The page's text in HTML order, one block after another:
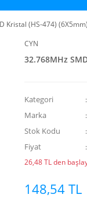
Kristal (HS-474) (6X5mm)
CYN
32.768MHz
Kategori
Marka
Stok Kodu
Fiyat
26,48 TL den
148,54 TL